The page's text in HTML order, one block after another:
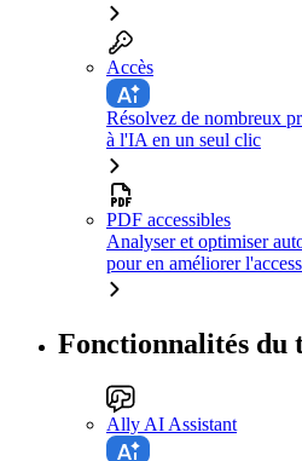
Accès
Résolvez de nombreux
à l'IA en un seul clic
PDF accessibles
Analyser et optimiser
pour en améliorer
Fonctionnalités du
Ally AI Assistant